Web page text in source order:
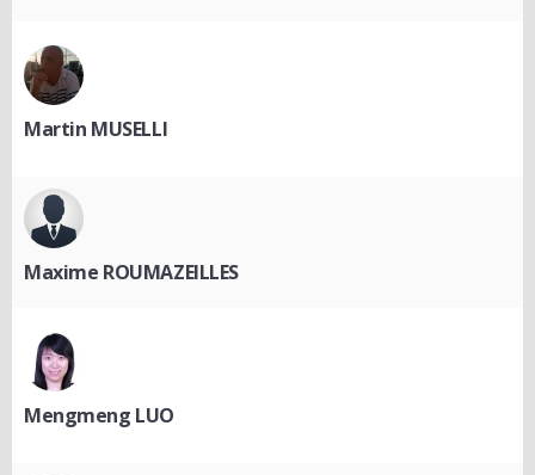
Martin MUSELLI
Maxime ROUMAZEILLES
Mengmeng LUO